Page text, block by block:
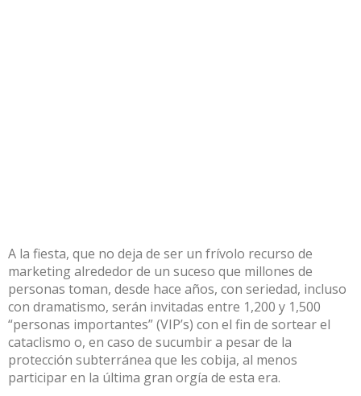
A la fiesta, que no deja de ser un frívolo recurso de
marketing alrededor de un suceso que millones de
personas toman, desde hace años, con seriedad, incluso
con dramatismo, serán invitadas entre 1,200 y 1,500
“personas importantes” (VIP’s) con el fin de sortear el
cataclismo o, en caso de sucumbir a pesar de la
protección subterránea que les cobija, al menos
participar en la última gran orgía de esta era.